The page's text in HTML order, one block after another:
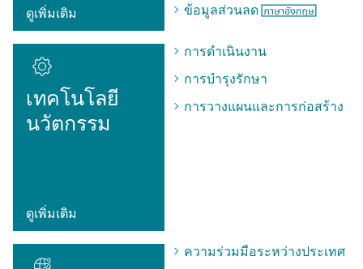
ดูเพิ่มเติม
ข้อมูลส่วนลด
เทคโนโลยี
นวัตกรรม
ดูเพิ่มเติม
การดำเนินงาน
การบำรุงรักษา
การวางแผนและการก่อสร้าง
ความร่วมมือระหว่างประเทศ